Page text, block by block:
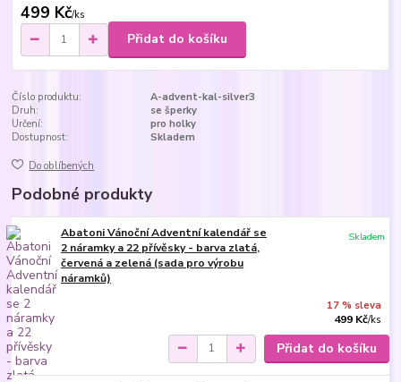
499 Kč/ks
Přidat do košíku
Číslo produktu:
A-advent-kal-silver3
Druh:
se šperky
Určení:
pro holky
Dostupnost:
Skladem
Do oblíbených
Podobné produkty
Abatoni Vánoční Adventní kalendář se
2 náramky a 22 přívěsky - barva zlatá,
červená a zelená (sada pro výrobu
náramků)
17 % sleva
499 Kč/ks
Skladem
Přidat do košíku